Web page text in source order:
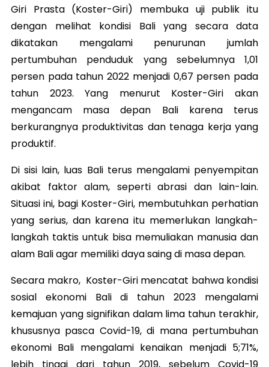
Giri Prasta (Koster-Giri) membuka uji publik itu
dengan melihat kondisi Bali yang secara data
dikatakan mengalami penurunan jumlah
pertumbuhan penduduk yang sebelumnya 1,01
persen pada tahun 2022 menjadi 0,67 persen pada
tahun 2023. Yang menurut Koster-Giri akan
mengancam masa depan Bali karena terus
berkurangnya produktivitas dan tenaga kerja yang
produktif.
Di sisi lain, luas Bali terus mengalami penyempitan
akibat faktor alam, seperti abrasi dan lain-lain.
Situasi ini, bagi Koster-Giri, membutuhkan perhatian
yang serius, dan karena itu memerlukan langkah-
langkah taktis untuk bisa memuliakan manusia dan
alam Bali agar memiliki daya saing di masa depan.
Secara makro, Koster-Giri mencatat bahwa kondisi
sosial ekonomi Bali di tahun 2023 mengalami
kemajuan yang signifikan dalam lima tahun terakhir,
khususnya pasca Covid-19, di mana pertumbuhan
ekonomi Bali mengalami kenaikan menjadi 5;71%,
lebih tinggi dari tahun 2019, sebelum Covid-19